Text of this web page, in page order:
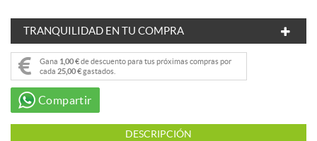
TRANQUILIDAD EN TU COMPRA
Gana 1,00 €de descuento para tus próximas compras por
cada 25,00 €gastados.
Compartir
DESCRIPCIÓN